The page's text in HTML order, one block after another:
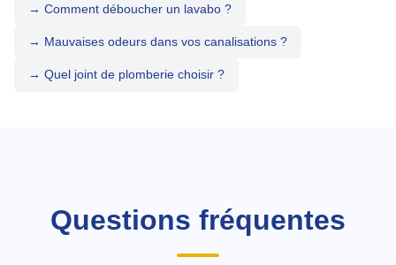
→ Comment déboucher un lavabo ?
→ Mauvaises odeurs dans vos canalisations ?
→ Quel joint de plomberie choisir ?
Questions fréquentes